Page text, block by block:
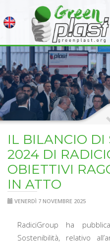
IL BILANCIO DI
2024 DI
OBIETTIVI
IN ATTO
VENERDÌ 7 NOVEMBRE 2025
RadiciGroup ha
Sostenibilità, relativo